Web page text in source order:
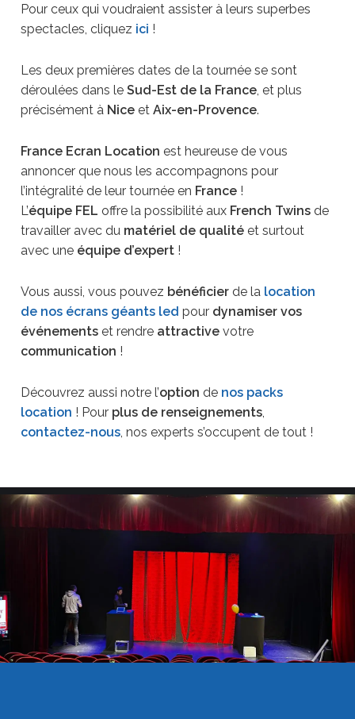
Pour ceux qui voudraient assister à leurs superbes
spectacles, cliquez ici !
Les deux premières dates de la tournée se sont
déroulées dans le Sud-Est de la France, et plus
précisément à Niceet Aix-en-Provence.
France Ecran Location est heureuse de vous
annoncer que nous les accompagnons pour
l’intégralité de leur tournée en France!
L’équipe FEL offre la possibilité aux French Twinsde
travailler avec du matériel de qualitéet surtout
avec une équipe d’expert!
Vous aussi, vous pouvez bénéficierde la location
de nos écrans géants led pour dynamiser vos
événementset rendre attractivevotre
communication !
Découvrez aussi notre l’option de nos packs
location ! Pour plus de renseignements,
contactez-nous, nos experts s’occupent de tout !